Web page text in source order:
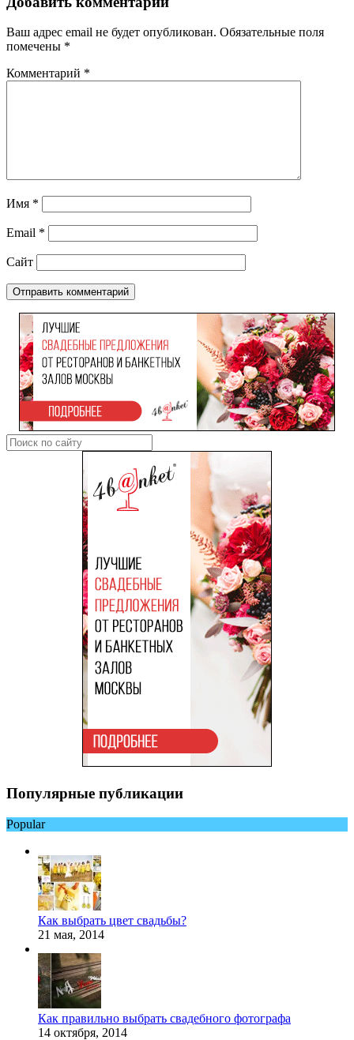
Ваш адрес email не будет опубликован. Обязательные поля
помечены *
Комментарий *
Имя *
Email *
Сайт
Популярные публикации
Popular
Как выбрать цвет свадьбы?
21 мая, 2014
Как правильно выбрать свадебного фотографа
14 октября, 2014